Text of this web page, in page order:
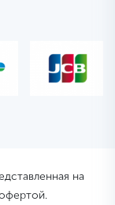
на